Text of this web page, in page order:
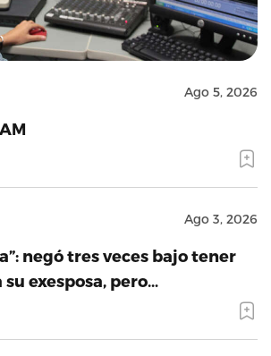
Ago 5, 2026
Ago 3, 2026
negó tres veces bajo tener
exesposa, pero…